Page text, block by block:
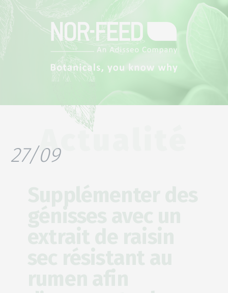
27/09Actualité